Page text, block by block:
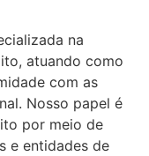
na
atuando como
com as
Nosso papel é
por meio de
e entidades de